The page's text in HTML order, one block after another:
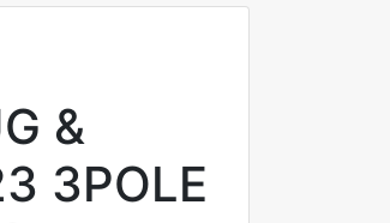
&
3POLE